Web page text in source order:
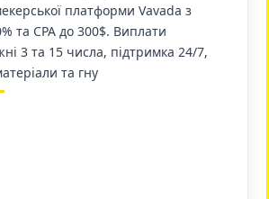
платформи Vavada з
та CPA до 300$. Виплати
3 та 15 числа, підтримка 24/7,
та гну